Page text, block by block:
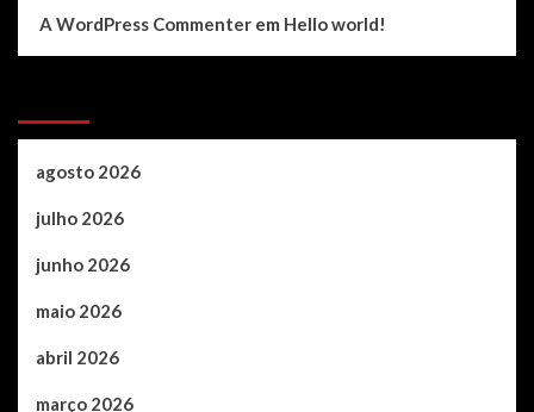
A WordPress Commenter em Hello world!
agosto 2026
julho 2026
junho 2026
maio 2026
abril 2026
março 2026